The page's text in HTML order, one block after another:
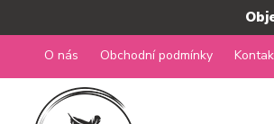
O nás Obchodní podmínky